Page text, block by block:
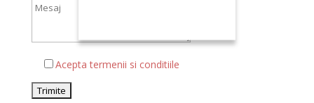
Acepta termenii si conditiile